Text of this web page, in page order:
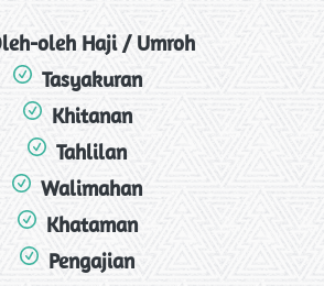
oleh Haji / Umroh
Tasyakuran
Khitanan
Tahlilan
Walimahan
Khataman
Pengajian